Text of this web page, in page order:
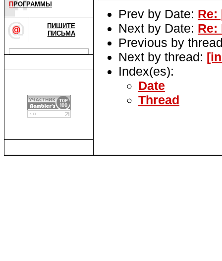
П РОГРАММЫ
ПИШИТЕ
ПИСЬМА
Prev by Date: Re:
Next by Date: Re:
Previous by
Next by thread:
Index(es):
Date
Thread